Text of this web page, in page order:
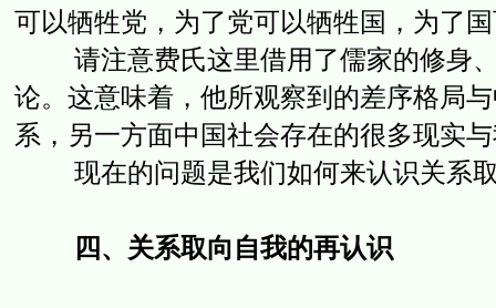
可以牺牲党，为了党可以牺牲国，为了
请注意费氏这里借用了儒家的修身、
论。这意味着，他所观察到的差序格局
系，另一方面中国社会存在的很多现实
现在的问题是我们如何来认识关系
四、关系取向自我的再认识